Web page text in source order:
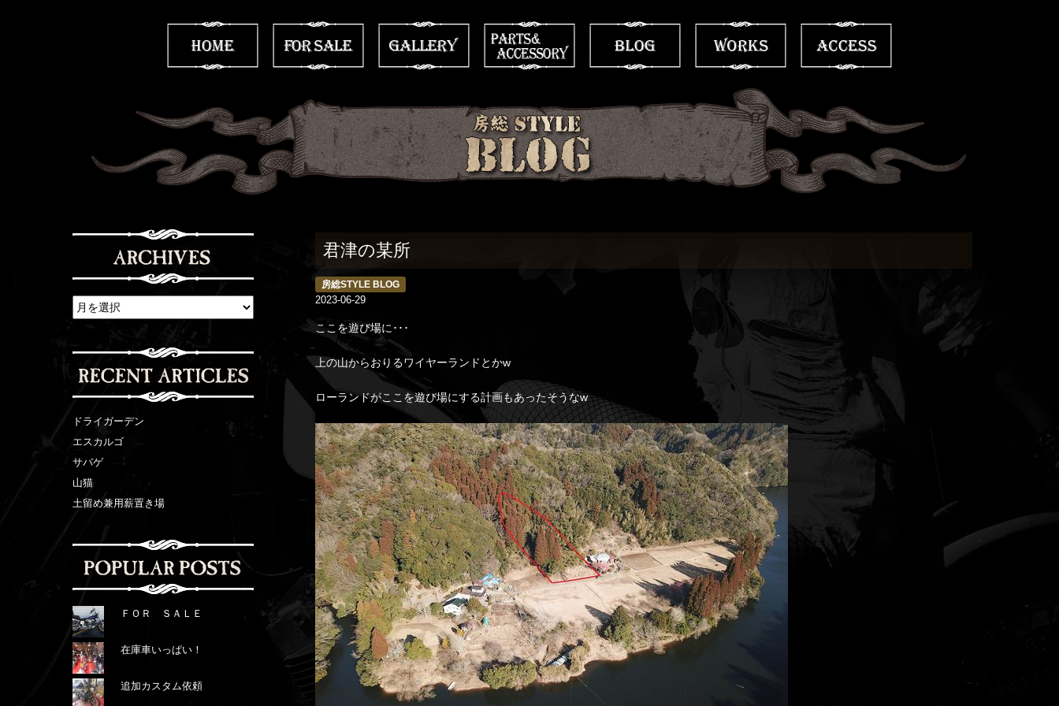
ドライガーデン
エスカルゴ
サバゲ
山猫
土留め兼用薪置き場
ＦＯＲ ＳＡＬＥ
在庫車いっぱい！
追加カスタム依頼
君津の某所
房総STYLE BLOG
2023-06-29
ここを遊び場に･･･
上の山からおりるワイヤーランドとかw
ローランドがここを遊び場にする計画もあったそうなw